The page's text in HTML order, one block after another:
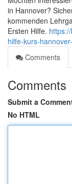
in Hannover?
kommenden
Ersten Hilfe.
hilfe-kurs-
Comments
Comments
Submit a
No HTML